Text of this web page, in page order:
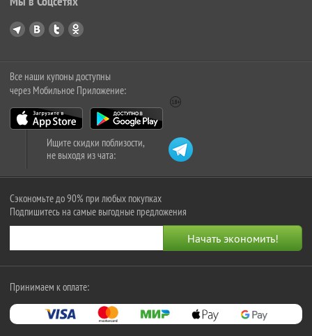
Все наши купоны доступны
через Мобильное Приложение:
Ищите скидки поблизости,
не выходя из чата:
Сэкономьте до 90% при любых покупках
Подпишитесь на самые выгодные предложения
Принимаем к оплате: